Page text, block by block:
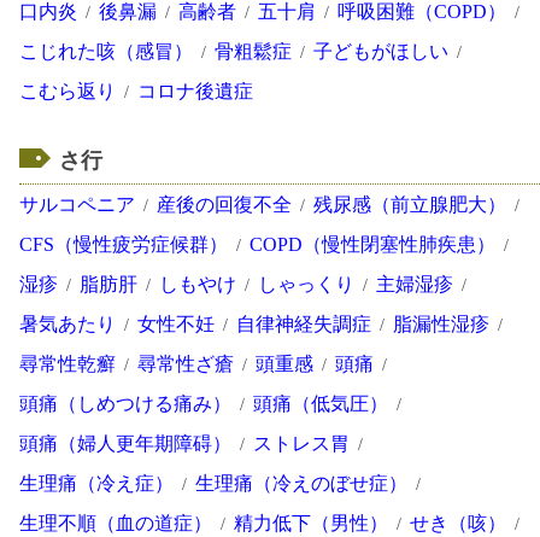
口内炎
後鼻漏 高齢者 五十肩
呼吸困難（COPD）
こじれた咳（感冒）
骨粗鬆症
子どもがほしい
こむら返り
コロナ後遺症
さ行
サルコペニア 産後の回復不全
残尿感（前立腺肥大）
CFS（慢性疲労症候群）
COPD（慢性閉塞性肺疾患）
湿疹
脂肪肝 しもやけ しゃっくり
主婦湿疹
暑気あたり
女性不妊 自律神経失調症
脂漏性湿疹
尋常性乾癬
尋常性ざ瘡 頭重感
頭痛
頭痛（しめつける痛み）
頭痛（低気圧）
頭痛（婦人更年期障碍）
ストレス胃
生理痛（冷え症）
生理痛（冷えのぼせ症）
生理不順（血の道症）
精力低下（男性）
せき（咳）